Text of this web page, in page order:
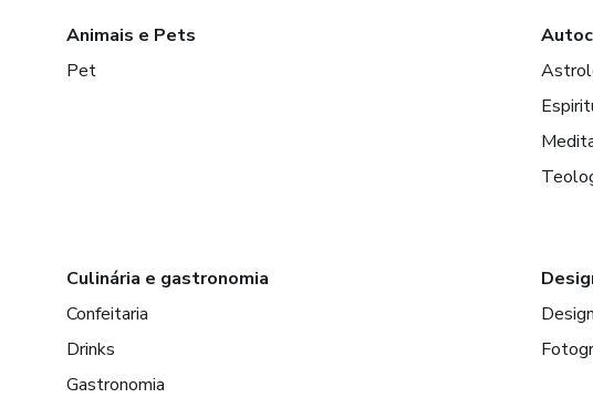
Animais e Pets
Pet
Culinária e gastronomia
Confeitaria
Drinks
Gastronomia
Design